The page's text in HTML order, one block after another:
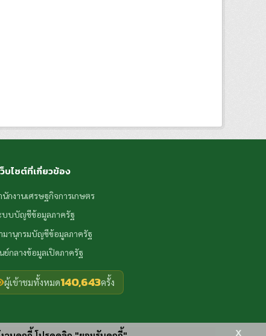
ว็บไซต์ที่เกี่ยวข้อง
นักงานเศรษฐกิจการเกษตร
บบบัญชีข้อมูลภาครัฐ
มานุกรมบัญชีข้อมูลภาครัฐ
ย์กลางข้อมูลเปิดภาครัฐ
ผู้เข้าชมทั้งหมด140,643ครั้ง
x